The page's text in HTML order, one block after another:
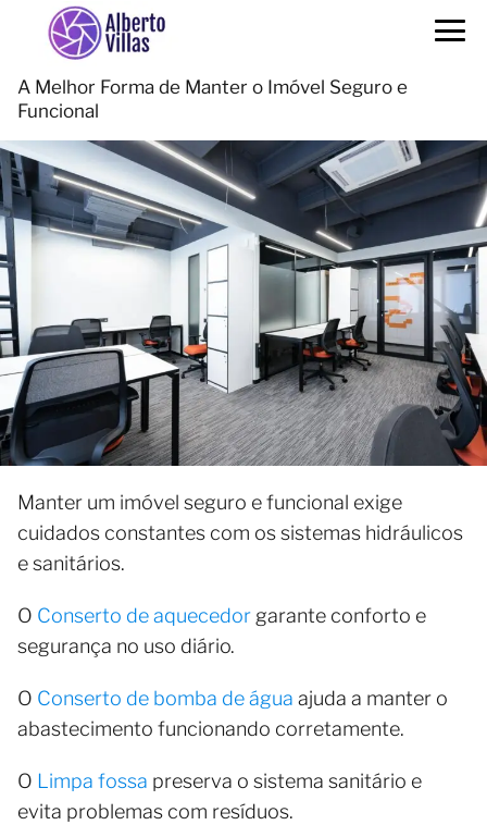
A Melhor Forma de Manter o Imóvel Seguro e
Funcional
Manter um imóvel seguro e funcional exige
cuidados constantes com os sistemas hidráulicos
e sanitários.
O Conserto de aquecedorgarante conforto e
segurança no uso diário.
O Conserto de bomba de água ajuda a manter o
abastecimento funcionando corretamente.
O Limpa fossa preserva o sistema sanitário e
evita problemas com resíduos.